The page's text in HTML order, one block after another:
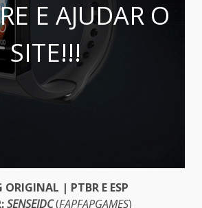
E AJUDAR O
SITE!!!
| PTBR E ESP
SENSEIDC(FAPFAPGAMES)